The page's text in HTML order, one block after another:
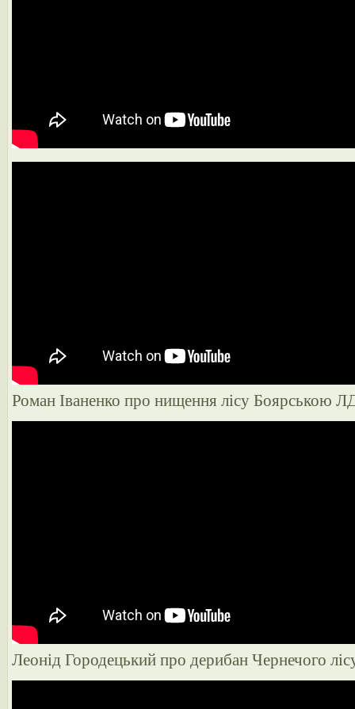
Роман Іваненко про нищення лісу Боярською
Леонід Городецький про дерибан Чернечого